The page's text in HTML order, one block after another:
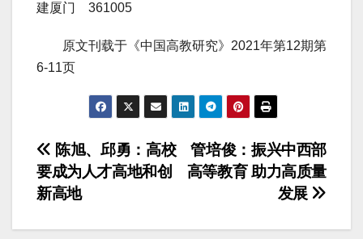
建厦门 361005
原文刊载于《中国高教研究》2021年第12期第
6-11页
文
章
导
管培俊：振兴中西部
高等教育 助力高质量
发展
陈旭、邱勇：高校
要成为人才高地和创
新高地